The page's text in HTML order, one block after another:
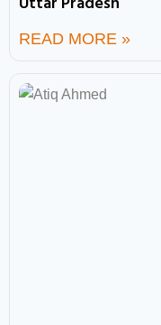
READ MORE »